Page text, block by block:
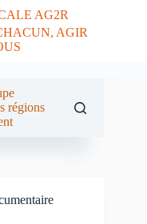
AG2R
AGIR
régions